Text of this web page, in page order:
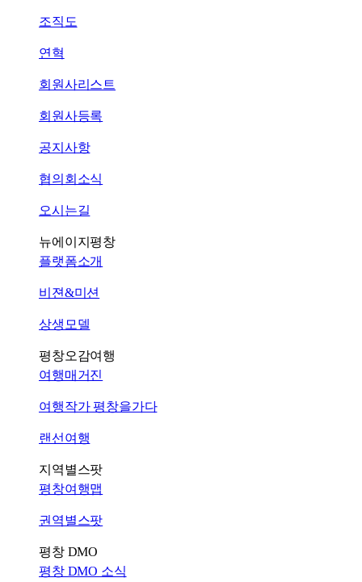
조직도
연혁
회원사리스트
회원사등록
공지사항
협의회소식
오시는길
뉴에이지평창
플랫폼소개
비젼&미션
상생모델
평창오감여행
여행매거진
여행작가 평창을가다
랜선여행
지역별스팟
평창여행맵
권역별스팟
평창 DMO
평창 DMO 소식